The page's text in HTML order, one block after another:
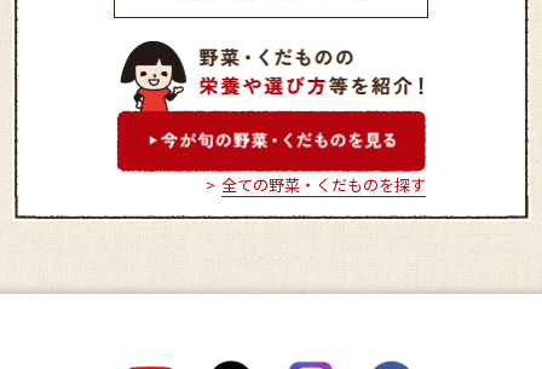
ファーマーズマーケット南
濃店
全ての野菜・くだものを探す